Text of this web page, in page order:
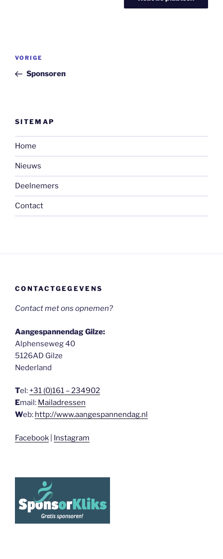
Bericht
Vorig
bericht
VORIGE
Sponsoren
SITEMAP
Home
Nieuws
Deelnemers
Contact
CONTACTGEGEVENS
Contact met ons opnemen?
Aangespannendag Gilze:
Alphenseweg 40
5126AD Gilze
Nederland
Tel: +31 (0)161 – 234902
Email: Mailadressen
Web: http://www.aangespannendag.nl
Facebook Instagram